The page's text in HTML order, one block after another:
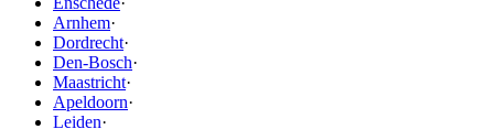
Arnhem·
Dordrecht·
Den-Bosch·
Maastricht·
Apeldoorn·
Leiden·